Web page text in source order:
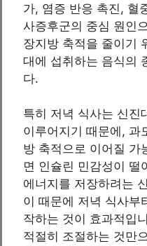
가, 염증 반응 촉진, 혈
사증후군의 중심 원인
장지방 축적을 줄이기
대에 섭취하는 음식의
다.
특히 저녁 식사는 신진
이루어지기 때문에, 과
방 축적으로 이어질 가
면 인슐린 민감성이 떨
에너지를 저장하려는
이 때문에 저녁 식사부
작하는 것이 효과적입
적절히 조절하는 것만